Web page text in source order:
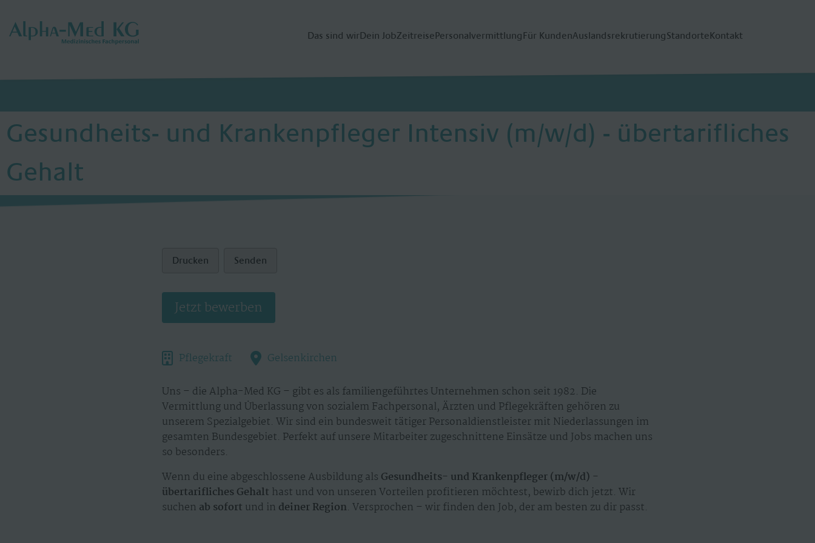
Das sind wirDein JobZeitreisePersonalvermittlung Für KundenAuslandsrekrutierungStandorteKontakt
Gesundheits- und Krankenpfleger Intensiv (m/w/d) - übertarifliches
Gehalt
Drucken Senden
Jetzt bewerben
Pflegekraft Gelsenkirchen
Uns – die Alpha-Med KG – gibt es als familiengeführtes Unternehmen schon seit 1982. Die
Vermittlung und Überlassung von sozialem Fachpersonal, Ärzten und Pflegekräften gehören zu
unserem Spezialgebiet. Wir sind ein bundesweit tätiger Personaldienstleister mit Niederlassungen im
gesamten Bundesgebiet. Perfekt auf unsere Mitarbeiter zugeschnittene Einsätze und Jobs machen uns
so besonders.
Wenn du eine abgeschlossene Ausbildung als Gesundheits- und Krankenpfleger (m/w/d) -
übertarifliches Gehalt hast und von unseren Vorteilen profitieren möchtest, bewirb dich jetzt. Wir
suchen ab sofort und in deiner Region. Versprochen – wir finden den Job, der am besten zu dir passt.